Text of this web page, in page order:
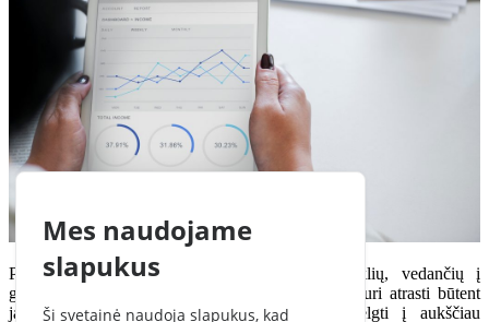
Pabaigoje verta pasakyti, kad konkrečių taisyklių, vedančių į
garantuotą sėkmę, nėra. Kiekvienas
turi atrasti būtent
jam patogiausią darbo sistemą. Tačiau atsižvelgti į aukščiau
Mes naudojame
slapukus
Ši svetainė naudoja slapukus, kad